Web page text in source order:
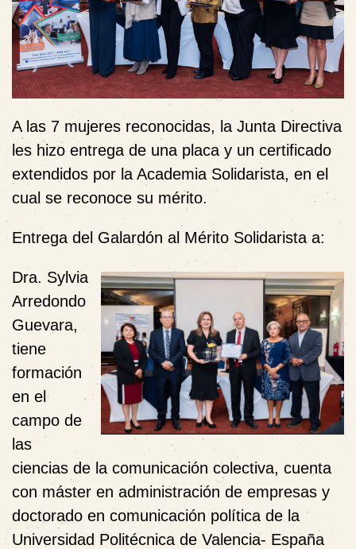
A las 7 mujeres reconocidas, la Junta Directiva
les hizo entrega de una placa y un certificado
extendidos por la Academia Solidarista, en el
cual se reconoce su mérito.
Entrega del Galardón al Mérito Solidarista a:
Dra. Sylvia
Arredondo
Guevara,
tiene
formación
en el
campo de
las
ciencias de la comunicación colectiva, cuenta
con máster en administración de empresas y
doctorado en comunicación política de la
Universidad Politécnica de Valencia- España